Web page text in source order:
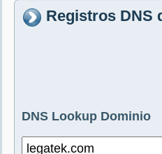
Registros DNS
DNS Lookup Dominio